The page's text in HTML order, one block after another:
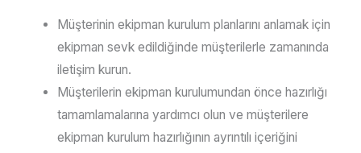
Müşterinin ekipman kurulum planlarını anlamak için
ekipman sevk edildiğinde müşterilerle zamanında
iletişim kurun.
Müşterilerin ekipman kurulumundan önce hazırlığı
tamamlamalarına yardımcı olun ve müşterilere
ekipman kurulum hazırlığının ayrıntılı içeriğini